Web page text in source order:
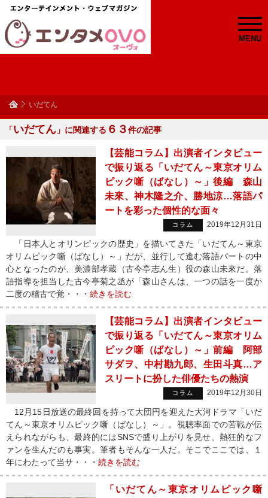
MENU
いだてん
「いだてん 」に関連する ６３件の記事
【芸能コラム】出演者インタビュー
で振り返る「いだてん～東京オリム
ピック噺（ばなし）～」後編 森山
未來、神木隆之介、勝地涼…落語パ
ートを彩った個性的な面々
コラム 2019年12月31日
「日本人とオリンピックの歴史」を描いてきた「いだてん～東京
オリムピック噺（ばなし）～」だが、並行して進む落語パートの中
心となったのが、美濃部孝蔵（古今亭志ん生）役の森山未來だ。落
語指導を担当した古今亭菊之丞が「森山さんは、一つの話を一度か
二度の稽古で覚・・・ 続きを読む
【芸能コラム】出演者インタビュー
で振り返る「いだてん～東京オリム
ピック噺（ばなし）～」前編 阿部
サダヲ、中村勘九郎、生田斗真…ア
スリートに扮した俳優たちの熱演
コラム 2019年12月30日
12月15日放送の最終回を持って大団円を迎えた大河ドラマ「いだ
てん～東京オリムピック噺（ばなし）～」。視聴率面での苦戦が伝
えられながらも、最終的にはSNSで盛り上がりを見せ、熱狂的なフ
ァンを生んだのも事実。筆者もそんな一人だ。そこでここでは、１
年にわたって当サ・・・ 続きを読む
「いだてん～東京オリムピック噺